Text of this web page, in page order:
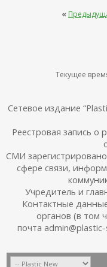
«
Текущее
Сетевое издание
Реестровая запись
СМИ
сфере связи,
Учредитель и
Контактные
органов (в том
почта